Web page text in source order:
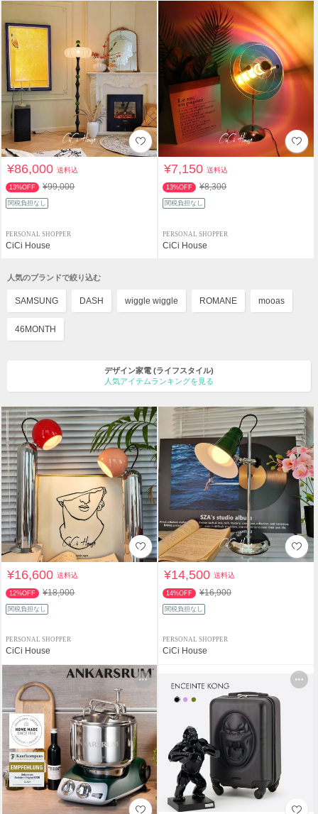
¥86,000送料込
13%OFF ¥99,000
関税負担なし
PERSONAL SHOPPER
CiCi House
¥7,150送料込
13%OFF ¥8,300
関税負担なし
PERSONAL SHOPPER
CiCi House
人気のブランドで絞り込む
SAMSUNG DASH wiggle wiggle ROMANE mooas
46MONTH
デザイン家電 (ライフスタイル)
人気アイテムランキングを見る
¥16,600送料込
12%OFF ¥18,900
関税負担なし
PERSONAL SHOPPER
CiCi House
¥14,500送料込
14%OFF ¥16,900
関税負担なし
PERSONAL SHOPPER
CiCi House